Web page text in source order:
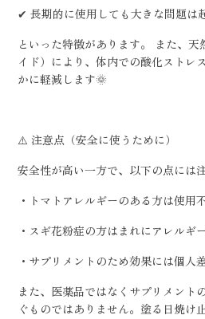
✔ 長期的に使用しても大きな問題は
といった特徴があります。 また、天
イド）により、体内での酸化ストレ
かに軽減します🌞
⚠️ 注意点（安全に使うために）
安全性が高い一方で、以下の点には
・トマトアレルギーのある方は使用
・スギ花粉症の方はまれにアレルギ
・サプリメントのため効果には個人
また、医薬品ではなくサプリメント
ぐものではありません。塗る日焼け